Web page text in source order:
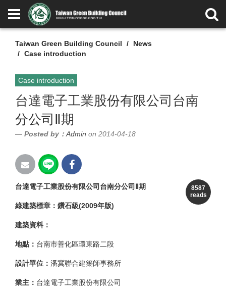
Taiwan Green Building Council
News
Case introduction
Case introduction
台達電子工業股份有限公司台南
分公司Ⅱ期
Posted by： Admin on 2014-04-18
8587
reads
台達電子工業股份有限公司台南分公司Ⅱ期
綠建築標章：鑽石級(2009年版)
建築資料：
地點： 台南市善化區環東路二段
設計單位： 潘冀聯合建築師事務所
業主： 台達電子工業股份有限公司